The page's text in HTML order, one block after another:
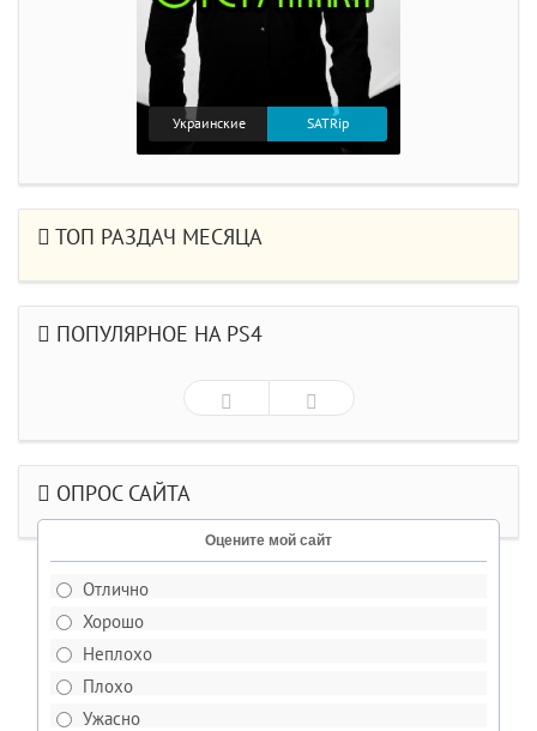
Украинские SATRip
ТОП РАЗДАЧ МЕСЯЦА
ПОПУЛЯРНОЕ НА PS4
ОПРОС САЙТА
Оцените мой сайт
Отлично
Хорошо
Неплохо
Плохо
Ужасно